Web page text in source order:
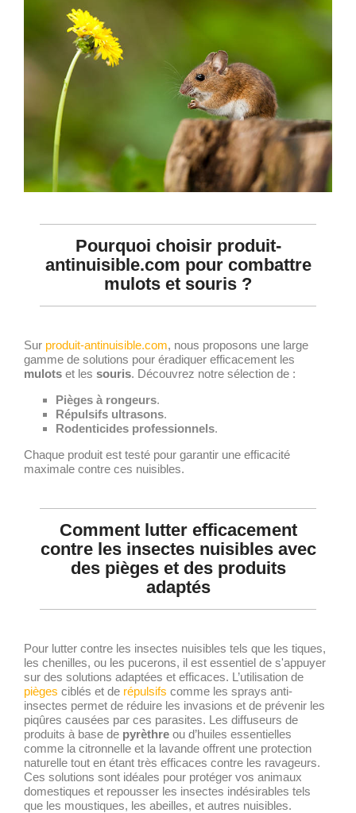
Pourquoi choisir produit-
antinuisible.com pour combattre
mulots et souris ?
Sur produit-antinuisible.com, nous proposons une large
gamme de solutions pour éradiquer efficacement les
mulots et les souris. Découvrez notre sélection de :
Pièges à rongeurs.
Répulsifs ultrasons.
Rodenticides professionnels.
Chaque produit est testé pour garantir une efficacité
maximale contre ces nuisibles.
Comment lutter efficacement
contre les insectes nuisibles avec
des pièges et des produits
adaptés
Pour lutter contre les insectes nuisibles tels que les tiques,
les chenilles, ou les pucerons, il est essentiel de s'appuyer
sur des solutions adaptées et efficaces. L’utilisation de
pièges ciblés et de répulsifs comme les sprays anti-
insectes permet de réduire les invasions et de prévenir les
piqûres causées par ces parasites. Les diffuseurs de
produits à base de pyrèthre ou d’huiles essentielles
comme la citronnelle et la lavande offrent une protection
naturelle tout en étant très efficaces contre les ravageurs.
Ces solutions sont idéales pour protéger vos animaux
domestiques et repousser les insectes indésirables tels
que les moustiques, les abeilles, et autres nuisibles.